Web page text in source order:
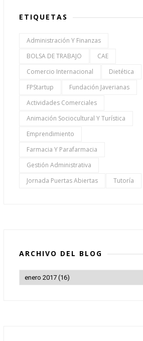
ETIQUETAS
Administración Y Finanzas
BOLSA DE TRABAJO
CAE
Comercio Internacional
Dietética
FPStartup
Fundación Javerianas
Actividades Comerciales
Animación Sociocultural Y Turística
Emprendimiento
Farmacia Y Parafarmacia
Gestión Administrativa
Jornada Puertas Abiertas
Tutoría
ARCHIVO DEL BLOG